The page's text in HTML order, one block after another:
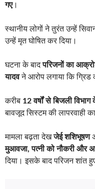
गए।
स्थानीय लोगों ने तुरंत उन्हें
उन्हें मृत घोषित कर दिया।
घटना के बादपरिजनों का
यादवने आरोप लगाया कि ग्रिड
करीब 12 वर्षों से बिजली
बावजूद सिस्टम की लापरवाही
मामला बढ़ता देखजेई शशिभूषण
मुआवजा, पत्नी को नौकरी और
दिया। इसके बाद परिजन शांत